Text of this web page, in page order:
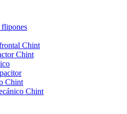
flipones
Chint
Chint
Chint
Chint